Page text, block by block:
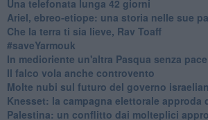
​Una telefonata lunga 42 giorni
​Ariel, ebreo-etiope: una storia nelle sue
Che la terra ti sia lieve, Rav Toaff
​#saveYarmouk
​In medioriente un'altra Pasqua senza pace
​Il falco vola anche controvento
Molte nubi sul futuro del governo
Knesset: la campagna elettorale approda
Palestina: un conflitto dai molteplici